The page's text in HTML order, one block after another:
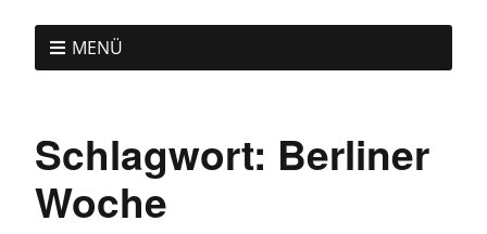
MENÜ
Schlagwort: Berliner
Woche